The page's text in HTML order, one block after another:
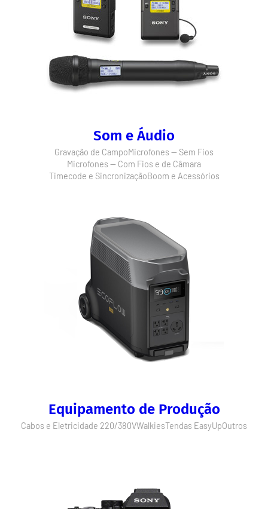
Som e Áudio
Gravação de CampoMicrofones — Sem Fios
Microfones — Com Fios e de Câmara
Timecode e SincronizaçãoBoom e Acessórios
Equipamento de Produção
Cabos e Eletricidade 220/380VWalkiesTendas EasyUpOutros